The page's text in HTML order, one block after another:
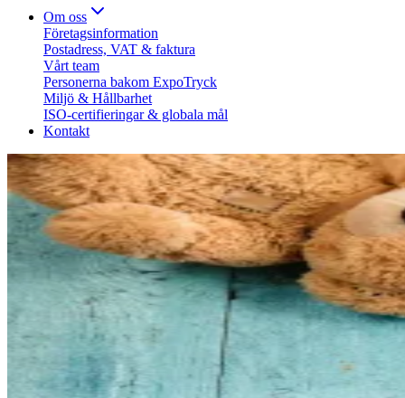
Om oss
Företagsinformation
Postadress, VAT & faktura
Vårt team
Personerna bakom ExpoTryck
Miljö & Hållbarhet
ISO-certifieringar & globala mål
Kontakt